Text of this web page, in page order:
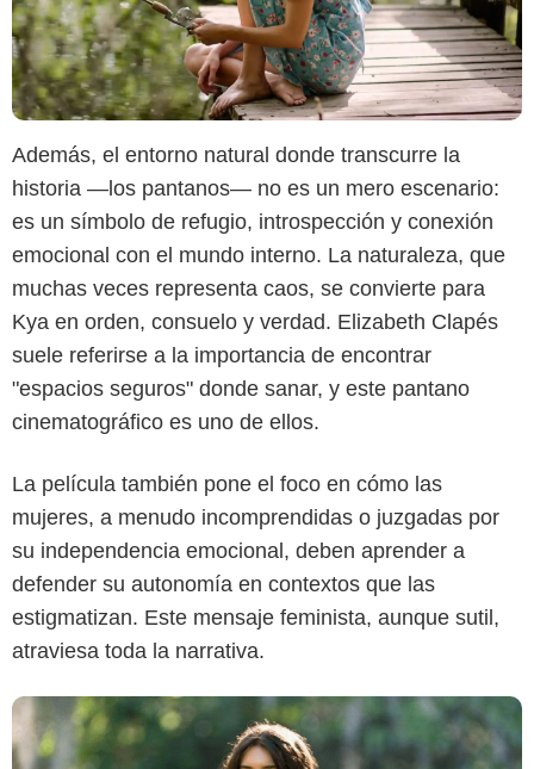
Además, el entorno natural donde transcurre la
historia —los pantanos— no es un mero escenario:
es un símbolo de refugio, introspección y conexión
emocional con el mundo interno. La naturaleza, que
muchas veces representa caos, se convierte para
Kya en orden, consuelo y verdad. Elizabeth Clapés
suele referirse a la importancia de encontrar
"espacios seguros" donde sanar, y este pantano
cinematográfico es uno de ellos.
La película también pone el foco en cómo las
mujeres, a menudo incomprendidas o juzgadas por
su independencia emocional, deben aprender a
defender su autonomía en contextos que las
estigmatizan. Este mensaje feminista, aunque sutil,
atraviesa toda la narrativa.
Netflix